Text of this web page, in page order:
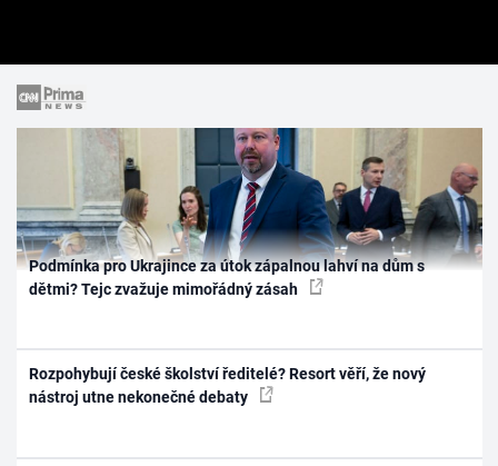
Podmínka pro Ukrajince za útok zápalnou lahví na dům s
dětmi? Tejc zvažuje mimořádný zásah
Rozpohybují české školství ředitelé? Resort věří, že nový
nástroj utne nekonečné debaty